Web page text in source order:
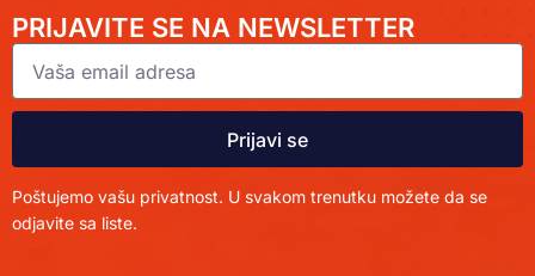
PRIJAVITE SE NA NEWSLETTER
Prijavi se
Poštujemo vašu privatnost. U svakom trenutku možete da se
odjavite sa liste.